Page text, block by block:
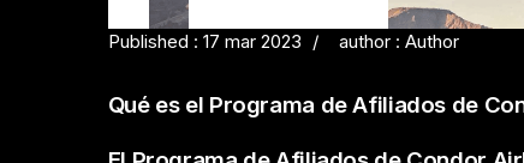
Published : 17 mar 2023 author : Author
Qué es el Programa de Afiliados de